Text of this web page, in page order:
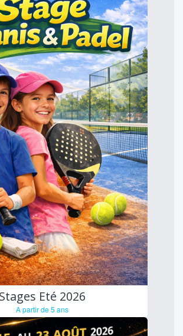
Stages Eté 2026
A partir de 5 ans